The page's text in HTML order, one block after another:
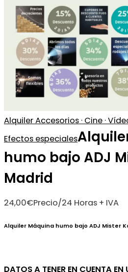
Alquiler Accesorios · Cine ·
Efectos especiales
humo bajo ADJ
Madrid
24,00€Precio/24 Horas + IVA
Alquiler Máquina humo bajo ADJ Mister
DATOS A TENER EN CUENTA EN